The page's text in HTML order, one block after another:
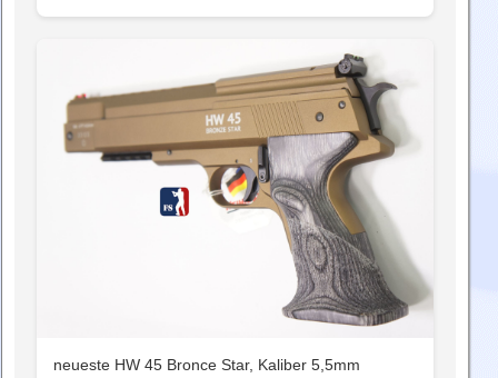
neueste HW 45 Bronce Star, Kaliber 5,5mm